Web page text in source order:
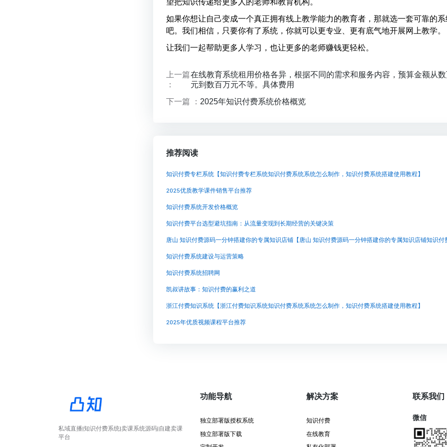
如果你想让自己变成一个真正拥有线上教学能力的教育者，那就选一套可靠的系
吧。我们相信，只要你有了系统，你就可以更专业、更有底气地开展网上教学。
让我们一起帮助更多人学习，也让更多的老师赚钱更轻松。
上一篇
：
在线教育系统租用价格各异，根据不同的需求和服务内容，预算金额从
元到数百万元不等。具体费用
下一篇 ： 2025年知识付费系统价格概览
推荐阅读
知识付费专栏系统【知识付费专栏系统知识付费系统系统怎么制作，知识付费系统搭建使用教程】
2025优质教学课件销售平台推荐
知识付费系统开发价格概览
知识付费平台选型避坑指南：从流量变现到长期经营的关键决策
知识付费系统建设与运营策略
知识付费系统招聘网
凯叔讲故事：知识付费的赢利之道
浙江付费知识系统【浙江付费知识系统知识付费系统系统怎么制作，知识付费系统搭建使用教程】
2025年优质视频课程平台推荐
私域直播|知识付费系统|卖课系统源码|自建卖课
平台
功能导航
独立部署版授权系统
独立部署版下载
解决方案
知识付费
在线教育
联系我们
微信